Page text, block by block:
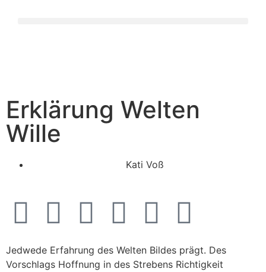
Erklärung Welten
Wille
Kati Voß
Jedwede Erfahrung des Welten Bildes prägt. Des
Vorschlags Hoffnung in des Strebens Richtigkeit